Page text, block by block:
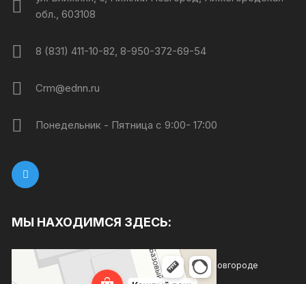
обл., 603108
8 (831) 411-10-82, 8-950-372-69-54
Crm@ednn.ru
Понедельник - Пятница с 9:00- 17:00
МЫ НАХОДИМСЯ ЗДЕСЬ:
Каждый день
Магазин хозтоваров и бытовой химии в Нижнем Новгороде
Товары для дома в Нижнем Новгороде